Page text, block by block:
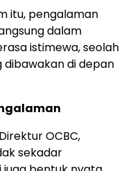
itu, pengalaman
dalam
istimewa, seolah
di depan
OCBC,
sekadar